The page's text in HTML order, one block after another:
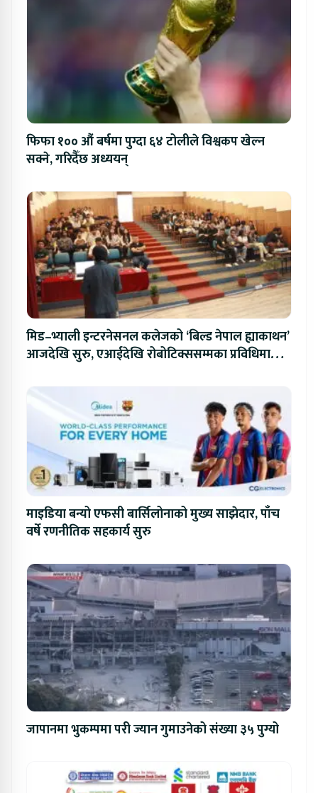
फिफा १०० औं बर्षमा पुग्दा ६४ टोलीले विश्वकप खेल्न
सक्ने, गरिदैँछ अध्ययन्
मिड–भ्याली इन्टरनेसनल कलेजको ‘बिल्ड नेपाल ह्याकाथन’
आजदेखि सुरु, एआईदेखि रोबोटिक्ससम्मका प्रविधिमा
माइडिया बन्यो एफसी बार्सिलोनाको मुख्य साझेदार, पाँच
वर्षे रणनीतिक सहकार्य सुरु
जापानमा भुकम्पमा परी ज्यान गुमाउनेको संख्या ३५ पुग्यो